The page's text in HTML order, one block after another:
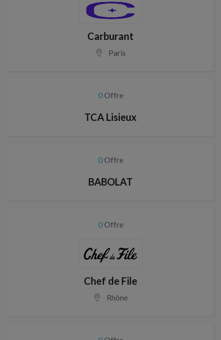
Carburant
Paris
0Offre
TCA Lisieux
0Offre
BABOLAT
0Offre
Chef de File
Rhône